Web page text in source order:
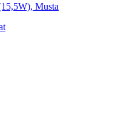
Musta